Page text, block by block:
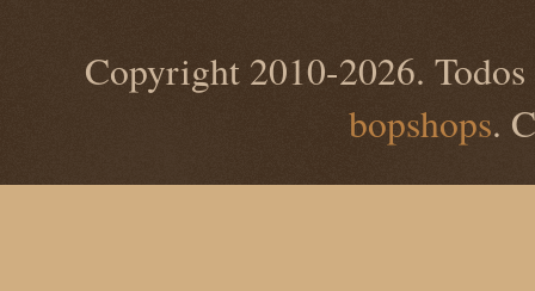
Copyright 2010-2026. Todos
bopshops.